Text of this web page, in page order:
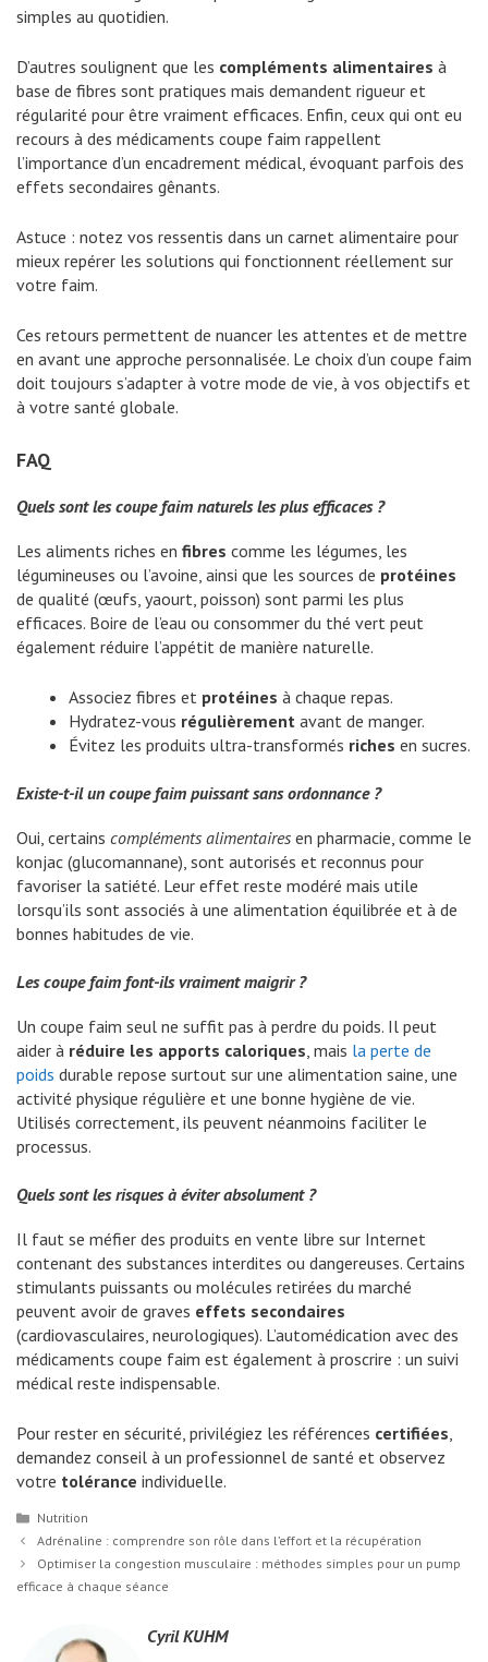
simples au quotidien.
D’autres soulignent que les compléments alimentaires à
base de fibres sont pratiques mais demandent rigueur et
régularité pour être vraiment efficaces. Enfin, ceux qui ont eu
recours à des médicaments coupe faim rappellent
l’importance d’un encadrement médical, évoquant parfois des
effets secondaires gênants.
Astuce : notez vos ressentis dans un carnet alimentaire pour
mieux repérer les solutions qui fonctionnent réellement sur
votre faim.
Ces retours permettent de nuancer les attentes et de mettre
en avant une approche personnalisée. Le choix d’un coupe faim
doit toujours s’adapter à votre mode de vie, à vos objectifs et
à votre santé globale.
FAQ
Quels sont les coupe faim naturels les plus efficaces ?
Les aliments riches en fibres comme les légumes, les
légumineuses ou l’avoine, ainsi que les sources de protéines
de qualité (œufs, yaourt, poisson) sont parmi les plus
efficaces. Boire de l’eau ou consommer du thé vert peut
également réduire l’appétit de manière naturelle.
Associez fibres et protéines à chaque repas.
Hydratez-vous régulièrement avant de manger.
Évitez les produits ultra-transformés riches en sucres.
Existe-t-il un coupe faim puissant sans ordonnance ?
Oui, certains compléments alimentaires en pharmacie, comme le
konjac (glucomannane), sont autorisés et reconnus pour
favoriser la satiété. Leur effet reste modéré mais utile
lorsqu’ils sont associés à une alimentation équilibrée et à de
bonnes habitudes de vie.
Les coupe faim font-ils vraiment maigrir ?
Un coupe faim seul ne suffit pas à perdre du poids. Il peut
aider à réduire les apports caloriques, mais la perte de
poids durable repose surtout sur une alimentation saine, une
activité physique régulière et une bonne hygiène de vie.
Utilisés correctement, ils peuvent néanmoins faciliter le
processus.
Quels sont les risques à éviter absolument ?
Il faut se méfier des produits en vente libre sur Internet
contenant des substances interdites ou dangereuses. Certains
stimulants puissants ou molécules retirées du marché
peuvent avoir de graves effets secondaires
(cardiovasculaires, neurologiques). L’automédication avec des
médicaments coupe faim est également à proscrire : un suivi
médical reste indispensable.
Pour rester en sécurité, privilégiez les références certifiées,
demandez conseil à un professionnel de santé et observez
votre tolérance individuelle.
Catégories
Nutrition
Adrénaline : comprendre son rôle dans l’effort et la récupération
Optimiser la congestion musculaire : méthodes simples pour un pump
efficace à chaque séance
Cyril KUHM